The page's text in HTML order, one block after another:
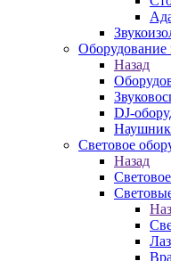
Оборудование
Назад
DJ-
Световое
Назад